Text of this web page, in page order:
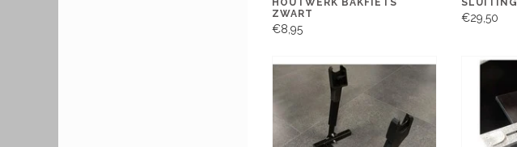
HOUTWERK BAKFIETS
ZWART
€8,95
SLUITING
€29,50